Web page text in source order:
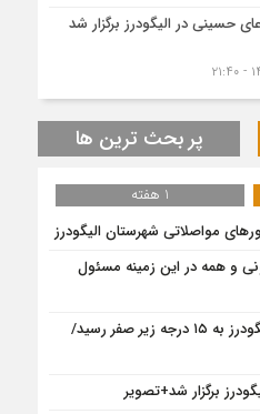
حسینی در الیگودرز برگزار شد
پر بحث ترین ها
1 هفته
و همه در این زمینه مسئول
دمای هوای شب گذشته در الیگودرز به ۱۵ درجه زیر صفر رسید/
برگزار شد+تصویر